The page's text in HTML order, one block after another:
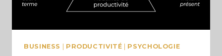
BUSINESS PRODUCTIVITÉ PSYCHOLOGIE